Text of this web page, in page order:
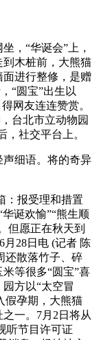
，“华诞会”上，
木桩前，大熊猫
进行整修，是赠
“圆宝”出生以
网友连连赞赏。
台北市立动物园
，社交平台上。
细语。将的奇异
报受理和措置
华诞欢愉”“熊生顺
但愿正在秋天到
月28日电 (记者 陈
还散落竹子、碎
等很多“圆宝”喜
方以“太空冒
假孕期，大熊猫
一。7月2日将从
听节目许可证